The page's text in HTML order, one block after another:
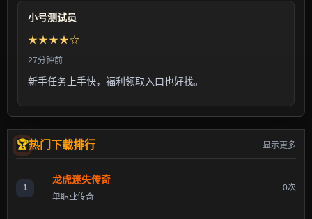
小号测试员
★★★★☆
27分钟前
新手任务上手快，福利领取入口也好找。
热门下载排行 显示更多
1
龙虎迷失传奇
单职业传奇
0次